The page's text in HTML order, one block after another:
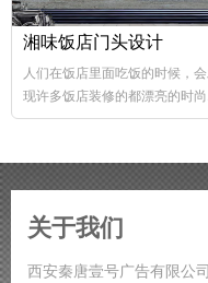
湘味饭店门头设计
人们在饭店里面吃饭的时候，
现许多饭店装修的都漂亮的时尚
好的饭店装修，也能够...
关于我们
西安秦唐壹号广告有限公